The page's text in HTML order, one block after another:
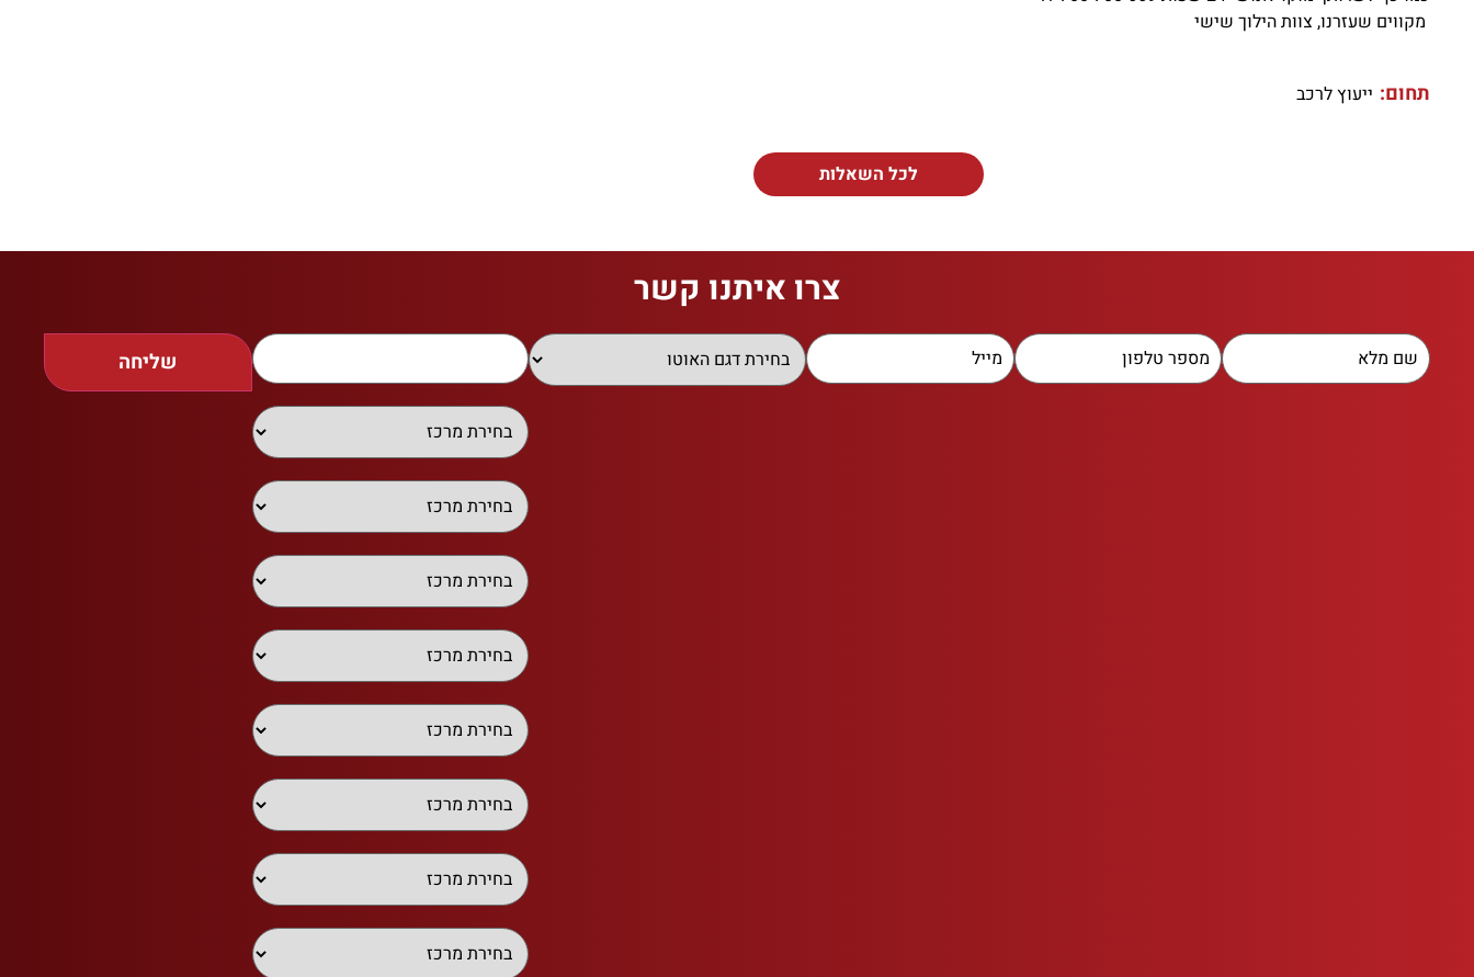
מקווים שעזרנו, צוות הילוך שישי
תחום: ייעוץ לרכב
לכל השאלות
צרו איתנו קשר
שליחה